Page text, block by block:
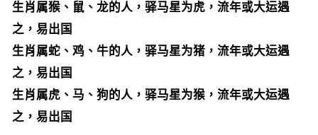
生肖属猴、鼠、龙的人，驿马星为虎，流年或大运遇
之，易出国
生肖属蛇、鸡、牛的人，驿马星为猪，流年或大运遇
之，易出国
生肖属虎、马、狗的人，驿马星为猴，流年或大运遇
之，易出国